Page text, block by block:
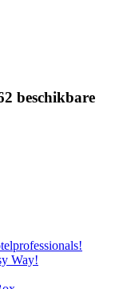
beschikbare
Way!